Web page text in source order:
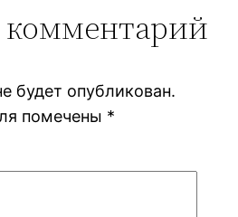
будет опубликован.
помечены *